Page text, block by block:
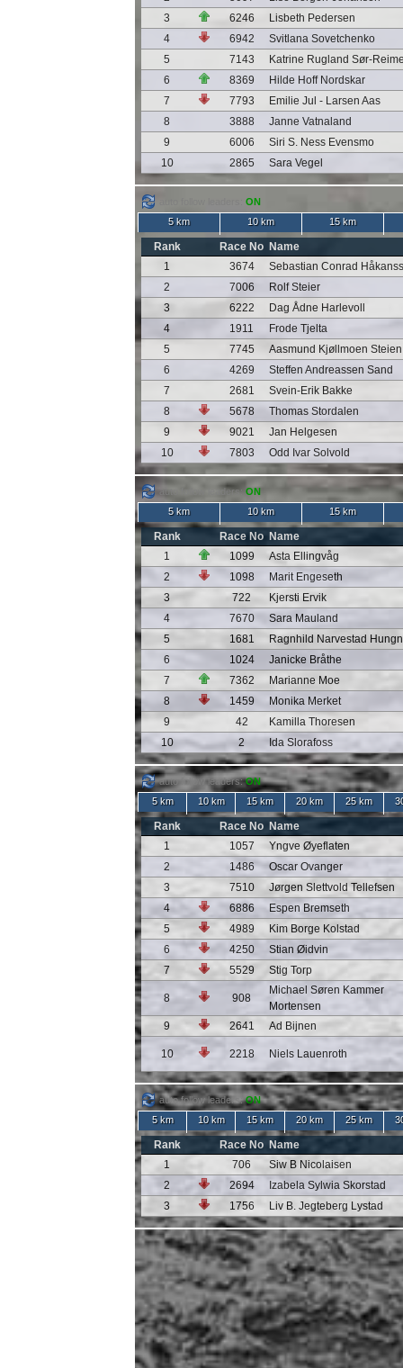
3
6246
Lisbeth Pedersen
4
6942
Svitlana Sovetchenko
5
7143
Katrine Rugland Sør-
6
8369
Hilde Hoff Nordskar
7
7793
Emilie Jul - Larsen Aas
8
3888
Janne Vatnaland
9
6006
Siri S. Ness Evensmo
10
2865 Sara Vegel
ON
5 km
10 km 15 km
Rank Race No Name
1
3674
Sebastian Conrad
2
7006
Rolf Steier
3
6222
Dag Ådne Harlevoll
4
1911
Frode Tjelta
5
7745
Aasmund Kjøllmoen Steien
6
4269
Steffen Andreassen Sand
7
2681
Svein-Erik Bakke
8
5678
Thomas Stordalen
9
9021
Jan Helgesen
10
7803 Odd Ivar Solvold
auto follow leaders: ON
5 km
10 km 15 km
Rank Race No Name
1
1099
Asta Ellingvåg
2
1098
Marit Engeseth
3
722
Kjersti Ervik
4
7670
Sara Mauland
5
1681
Ragnhild Narvestad
6
1024
Janicke Bråthe
7
7362
Marianne Moe
8
1459
Monika Merket
9
42
Kamilla Thoresen
10
2 Ida Slorafoss
auto follow leaders:ON
5 km
10 km 15 km 20 km 25 km
Rank Race No Name
1
1057
Yngve Øyeflaten
2
1486
Oscar Ovanger
3
7510
Jørgen Slettvold Tellefsen
4
6886
Espen Bremseth
5
4989
Kim Borge Kolstad
6
4250
Stian Øidvin
7
5529 Stig Torp
8 908
Michael Søren Kammer
Mortensen
9
2641 Ad Bijnen
10 2218 Niels Lauenroth
auto follow leaders:ON
5 km
10 km 15 km 20 km 25 km
Rank Race No Name
1
706
Siw B Nicolaisen
2
2694
Izabela Sylwia Skorstad
3
1756 Liv B. Jegteberg Lystad